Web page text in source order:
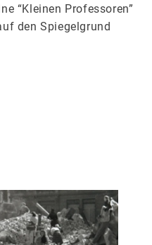
“Kleinen Professoren”
den Spiegelgrund